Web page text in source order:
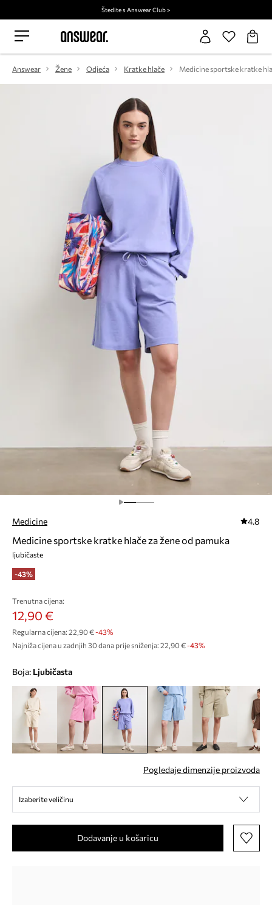
Štedite s Answear Club >
Answear Žene Odjeća Kratke hlače
Medicine 4.8
Medicine sportske kratke hlače za žene od pamuka
ljubičaste
-43%
Trenutna cijena:
12,90 €
Regularna cijena: 22,90 €-43%
Najniža cijena u zadnjih 30 dana prije sniženja: 22,90 € -43%
Boja: ljubičasta
Pogledaje dimenzije proizvoda
Izaberite veličinu
Dodavanje u košaricu